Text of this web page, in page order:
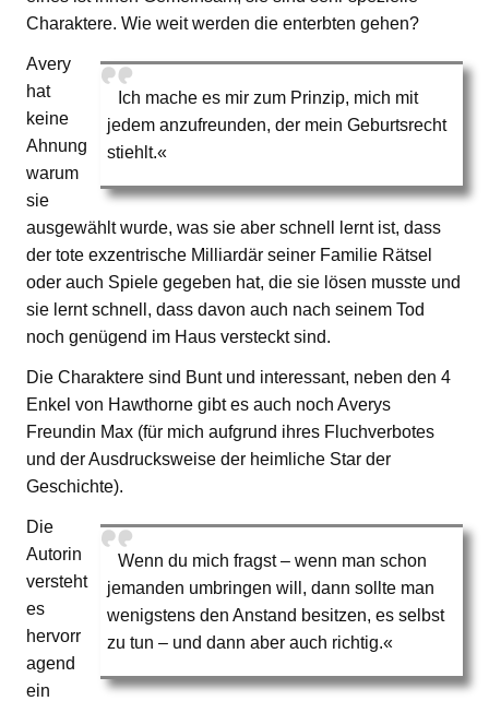
Charaktere. Wie weit werden die enterbten gehen?
Ich mache es mir zum Prinzip, mich mit
jedem anzufreunden, der mein Geburtsrecht
stiehlt.«
Avery
hat
keine
Ahnung
warum
sie
ausgewählt wurde, was sie aber schnell lernt ist, dass
der tote exzentrische Milliardär seiner Familie Rätsel
oder auch Spiele gegeben hat, die sie lösen musste und
sie lernt schnell, dass davon auch nach seinem Tod
noch genügend im Haus versteckt sind.
Die Charaktere sind Bunt und interessant, neben den 4
Enkel von Hawthorne gibt es auch noch Averys
Freundin Max (für mich aufgrund ihres Fluchverbotes
und der Ausdrucksweise der heimliche Star der
Geschichte).
Wenn du mich fragst – wenn man schon
jemanden umbringen will, dann sollte man
wenigstens den Anstand besitzen, es selbst
zu tun – und dann aber auch richtig.«
Die
Autorin
versteht
es
hervorr
agend
ein